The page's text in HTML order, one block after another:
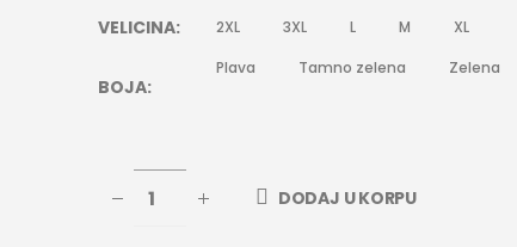
VELICINA 2XL 3XL L M XL
BOJA
Plava Tamno zelena Zelena
DODAJ U KORPU